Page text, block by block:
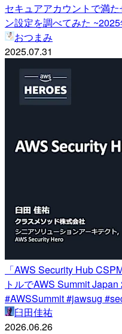
セキュアアカウントで満
ン設定を調べてみた
おつまみ
2025.07.31
「AWS Security Hub
トルでAWS Summit
#AWSSummit #jawsug
臼田佳祐
2026.06.26